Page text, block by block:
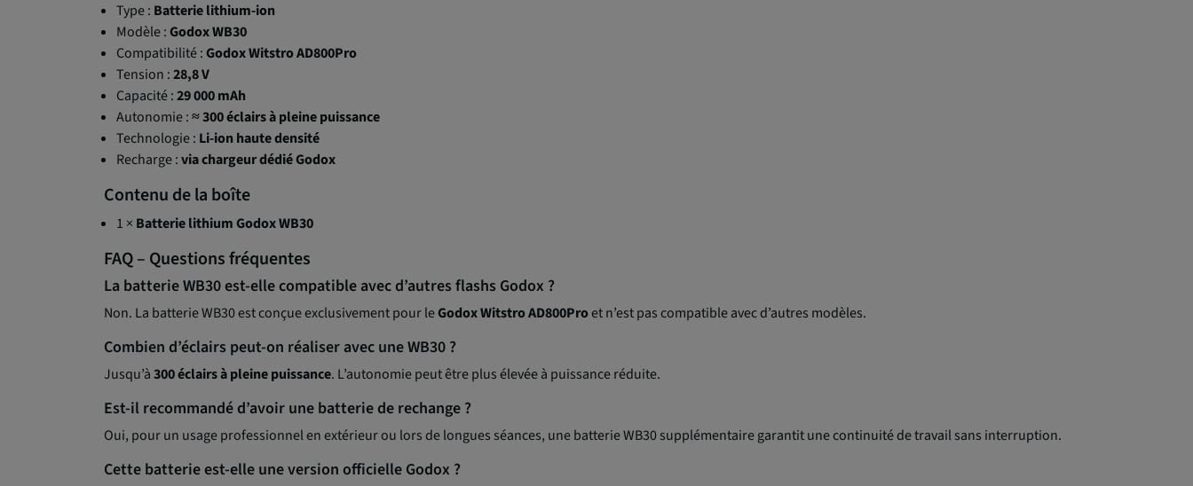
Type : Batterie lithium-ion
Modèle :Godox WB30
Compatibilité :Godox Witstro AD800Pro
Tension :28,8 V
Capacité :29 000 mAh
Autonomie :≈ 300 éclairs à pleine puissance
Technologie : Li-ion haute densité
Recharge :via chargeur dédié Godox
Contenu de la boîte
1 × Batterie lithium Godox WB30
FAQ – Questions fréquentes
La batterie WB30 est-elle compatible avec d’autres flashs Godox ?
Non. La batterie WB30 est conçue exclusivement pour leGodox Witstro AD800Proet n’est pas compatible avec d’autres modèles.
Combien d’éclairs peut-on réaliser avec une WB30 ?
Jusqu’à300 éclairs à pleine puissance. L’autonomie peut être plus élevée à puissance réduite.
Est-il recommandé d’avoir une batterie de rechange ?
Oui, pour un usage professionnel en extérieur ou lors de longues séances, une batterie WB30 supplémentaire garantit une continuité de travail sans interruption.
Cette batterie est-elle une version officielle Godox ?